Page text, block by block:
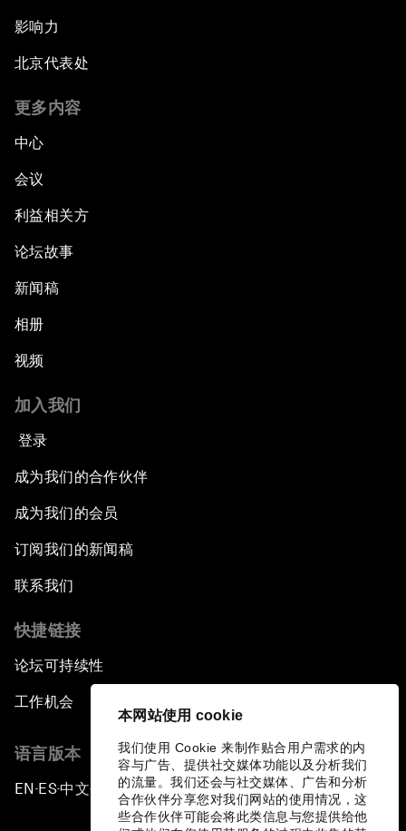
本网站使用 cookie
我们使用 Cookie 来制作贴合用户需求的内
容与广告、提供社交媒体功能以及分析我们
的流量。我们还会与社交媒体、广告和分析
合作伙伴分享您对我们网站的使用情况，这
些合作伙伴可能会将此类信息与您提供给他
影响力
北京代表处
更多内容
中心
会议
利益相关方
论坛故事
新闻稿
相册
视频
加入我们
登录
成为我们的合作伙伴
成为我们的会员
订阅我们的新闻稿
联系我们
快捷链接
论坛可持续性
工作机会
语言版本
EN ▪ES▪中文▪ 日本語